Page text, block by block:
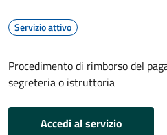
Servizio attivo
Procedimento di rimborso del
segreteria o istruttoria
Accedi al servizio